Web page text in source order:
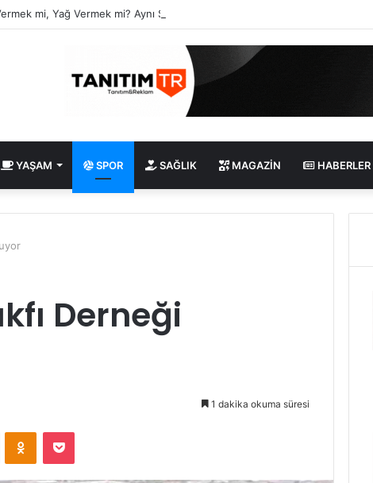
mi, Yağ Vermek mi? Aynı Şey Sanıyoruz Ama Değil!
YAŞAM SPOR SAĞLIK MAGAZIN HABERLER
Derneği
1 dakika okuma süresi
Odnoklassniki
Pocket